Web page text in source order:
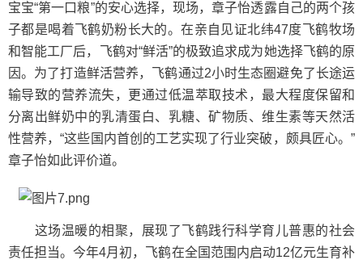
宝宝“第一口粮”的安心选择，现场，章子怡透露自己的两个孩
子都是喝着飞鹤奶粉长大的。在亲自见证北纬47度飞鹤牧场
和智能工厂后，飞鹤对“鲜活”的极致追求成为她选择飞鹤的原
因。为了打造鲜活营养，飞鹤通过2小时生态圈避免了长途运
输导致的营养流失，更通过低温萃取技术，最大程度保留和
分离出鲜奶中的乳清蛋白、乳糖、矿物质、维生素等天然活
性营养，“这些国内首创的工艺实现了行业突破，颇具匠心。”
章子怡如此评价道。
这场温暖的相聚，展现了飞鹤践行科学育儿普惠的社会
责任担当。今年4月初，飞鹤在全国范围内启动12亿元生育补